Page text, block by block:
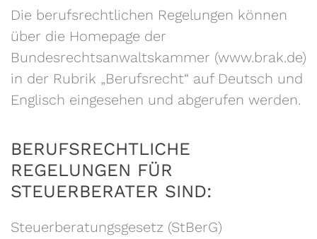
Die berufsrechtlichen Regelungen können
über die Homepage der
Bundesrechtsanwaltskammer (www.brak.de)
in der Rubrik „Berufsrecht“ auf Deutsch und
Englisch eingesehen und abgerufen werden.
BERUFSRECHTLICHE
REGELUNGEN FÜR
STEUERBERATER SIND:
Steuerberatungsgesetz (StBerG)